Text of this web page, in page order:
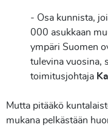
- Osa kunnista,
000 asukkaan
ympäri Suomen
tulevina vuosina,
toimitusjohtaja
Mutta pitääkö
mukana pelkästään